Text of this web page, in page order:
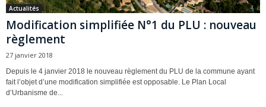
Actualités
Modification simplifiée N°1 du PLU : nouveau
règlement
27 janvier 2018
Depuis le 4 janvier 2018 le nouveau règlement du PLU de la commune ayant
fait l’objet d’une modification simplifiée est opposable. Le Plan Local
d’Urbanisme de...